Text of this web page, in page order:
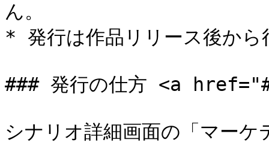
ん。
* 発行は作品リリース後から
### 発行の仕方 <a
シナリオ詳細画面の「マー